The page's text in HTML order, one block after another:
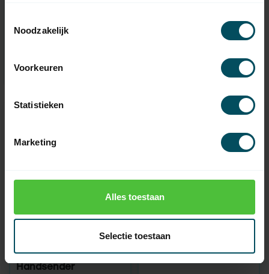
Noodzakelijk
Voorkeuren
Statistieken
Marketing
Alles toestaan
Selectie toestaan
Kanal-Easywave-
Handsender
Deluxe Handsender